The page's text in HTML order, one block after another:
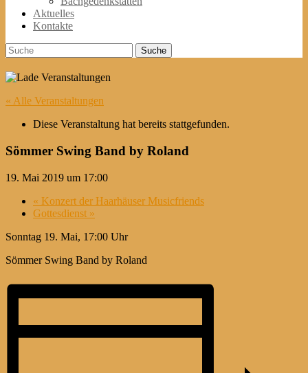
Aktuelles
Kontakte
Suche
Suche
nach:
« Alle Veranstaltungen
Diese Veranstaltung hat bereits stattgefunden.
Sömmer Swing Band by Roland
19. Mai 2019 um 17:00
« Konzert der Haarhäuser Musicfriends
Gottesdienst »
Sonntag 19. Mai, 17:00 Uhr
Sömmer Swing Band by Roland